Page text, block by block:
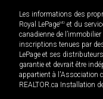
Les informations des
Royal LePageMD et du
canadienne de
inscriptions tenues par
LePage et ses
garantie et devrait être
appartient à l'Association
REALTOR.ca Installation